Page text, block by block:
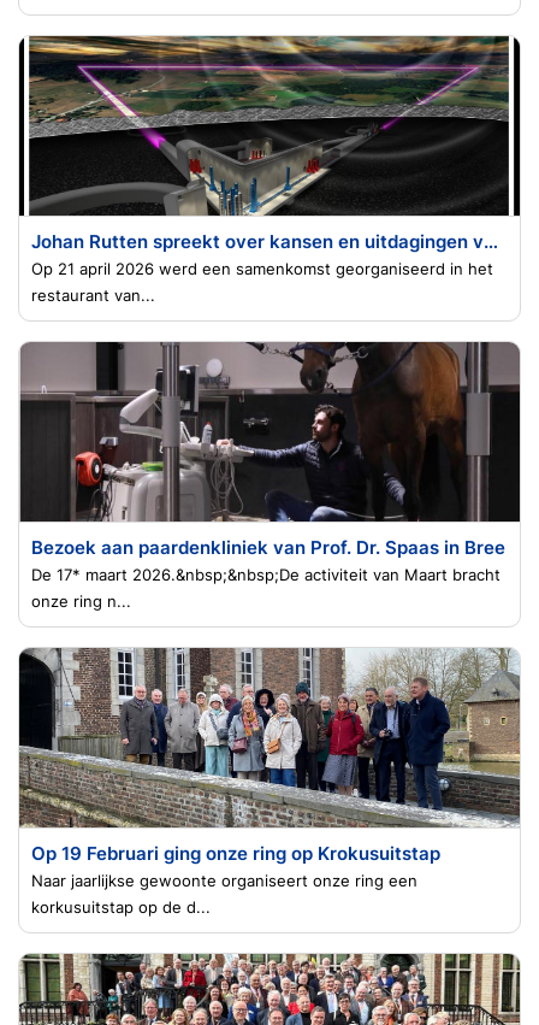
Johan Rutten spreekt over kansen en uitdagingen van de Einstein Telescoop
Op 21 april 2026 werd een samenkomst georganiseerd in het
restaurant van...
Bezoek aan paardenkliniek van Prof. Dr. Spaas in Bree
De 17* maart 2026.&nbsp;&nbsp;De activiteit van Maart bracht
onze ring n...
Op 19 Februari ging onze ring op Krokusuitstap
Naar jaarlijkse gewoonte organiseert onze ring een
korkusuitstap op de d...